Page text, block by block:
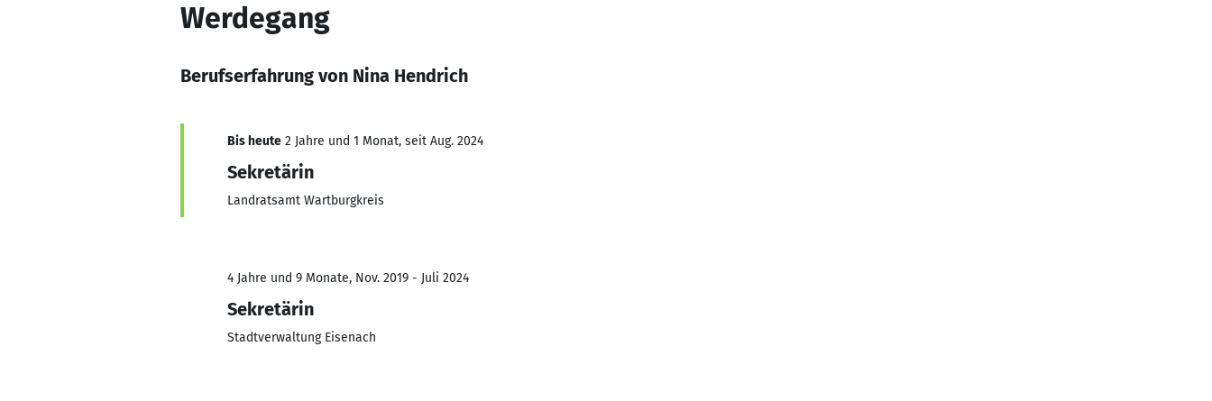
Werdegang
Berufserfahrung von Nina Hendrich
Bis heute 2 Jahre und 1 Monat, seit Aug. 2024
Sekretärin
Landratsamt Wartburgkreis
4 Jahre und 9 Monate, Nov. 2019 - Juli 2024
Sekretärin
Stadtverwaltung Eisenach